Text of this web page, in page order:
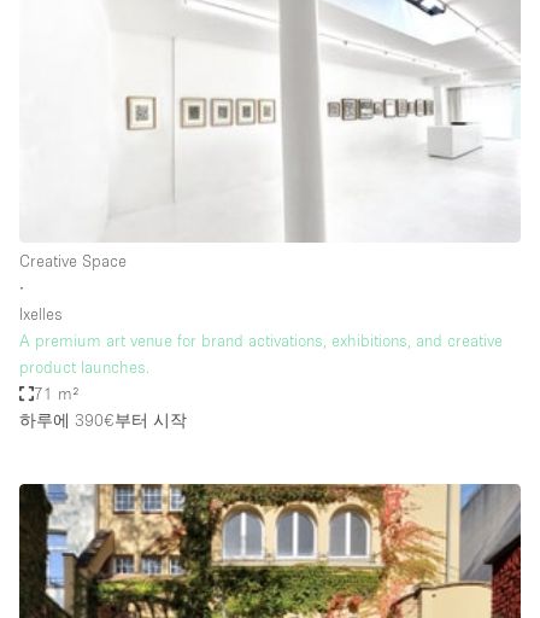
Haussmann Style
Kitchen
Liquor Licence
Multiple Rooms
Office Equipment
Private Parking
Raw
Creative Space
∙
Ixelles
A premium art venue for brand activations, exhibitions, and creative
product launches.
71 m²
하루에 390€부터 시작